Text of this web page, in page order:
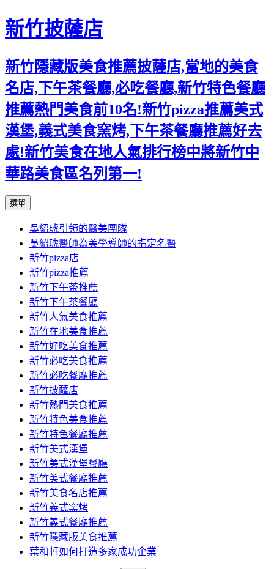
新竹披薩店
新竹隱藏版美食推薦披薩店,當地的美食
名店,下午茶餐廳,必吃餐廳,新竹特色餐廳
推薦熱門美食前10名!新竹pizza推薦美式
漢堡,義式美食窯烤,下午茶餐廳推薦好去
處!新竹美食在地人氣排行榜中將新竹中
華路美食區名列第一!
選單
主
要
內
容
吳紹琥引領的醫美團隊
吳紹琥醫師為美學導師的指定名醫
新竹pizza店
新竹pizza推薦
新竹下午茶推薦
新竹下午茶餐廳
新竹人氣美食推薦
新竹在地美食推薦
新竹好吃美食推薦
新竹必吃美食推薦
新竹必吃餐廳推薦
新竹披薩店
新竹熱門美食推薦
新竹特色美食推薦
新竹特色餐廳推薦
新竹美式漢堡
新竹美式漢堡餐廳
新竹美式餐廳推薦
新竹美食名店推薦
新竹義式窯烤
新竹義式餐廳推薦
新竹隱藏版美食推薦
葉和軒如何打造多家成功企業